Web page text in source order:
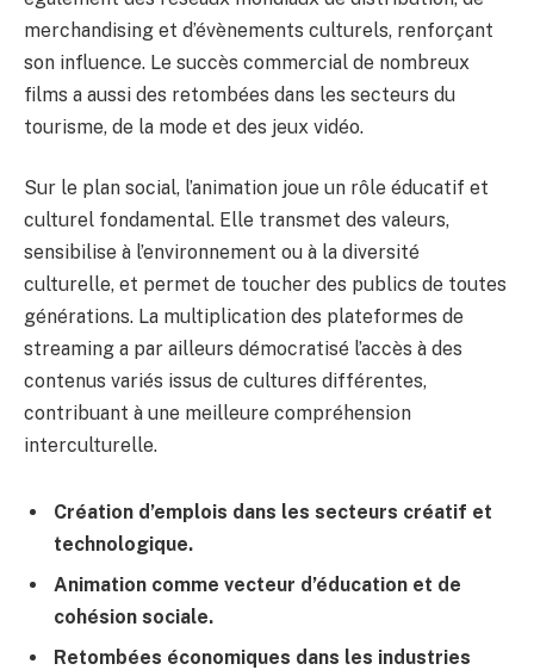
merchandising et d’évènements culturels, renforçant
son influence. Le succès commercial de nombreux
films a aussi des retombées dans les secteurs du
tourisme, de la mode et des jeux vidéo.
Sur le plan social, l’animation joue un rôle éducatif et
culturel fondamental. Elle transmet des valeurs,
sensibilise à l’environnement ou à la diversité
culturelle, et permet de toucher des publics de toutes
générations. La multiplication des plateformes de
streaming a par ailleurs démocratisé l’accès à des
contenus variés issus de cultures différentes,
contribuant à une meilleure compréhension
interculturelle.
Création d’emplois dans les secteurs créatif et
technologique.
Animation comme vecteur d’éducation et de
cohésion sociale.
Retombées économiques dans les industries